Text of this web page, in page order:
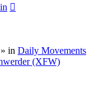
» in Daily Movements
(XFW)